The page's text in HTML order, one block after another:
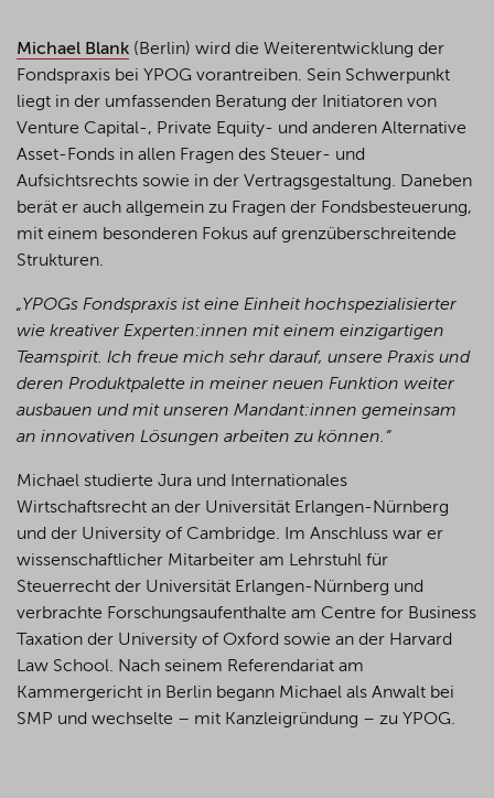
Michael Blank (Berlin) wird die Weiterentwicklung der
Fondspraxis bei YPOG vorantreiben. Sein Schwerpunkt
liegt in der umfassenden Beratung der Initiatoren von
Venture Capital-, Private Equity- und anderen Alternative
Asset-Fonds in allen Fragen des Steuer- und
Aufsichtsrechts sowie in der Vertragsgestaltung. Daneben
berät er auch allgemein zu Fragen der Fondsbesteuerung,
mit einem besonderen Fokus auf grenzüberschreitende
Strukturen.
„YPOGs Fondspraxis ist eine Einheit hochspezialisierter
wie kreativer Experten:innen mit einem einzigartigen
Teamspirit. Ich freue mich sehr darauf, unsere Praxis und
deren Produktpalette in meiner neuen Funktion weiter
ausbauen und mit unseren Mandant:innen gemeinsam
an innovativen Lösungen arbeiten zu können.“
Michael studierte Jura und Internationales
Wirtschaftsrecht an der Universität Erlangen-Nürnberg
und der University of Cambridge. Im Anschluss war er
wissenschaftlicher Mitarbeiter am Lehrstuhl für
Steuerrecht der Universität Erlangen-Nürnberg und
verbrachte Forschungsaufenthalte am Centre for Business
Taxation der University of Oxford sowie an der Harvard
Law School. Nach seinem Referendariat am
Kammergericht in Berlin begann Michael als Anwalt bei
SMP und wechselte – mit Kanzleigründung – zu YPOG.